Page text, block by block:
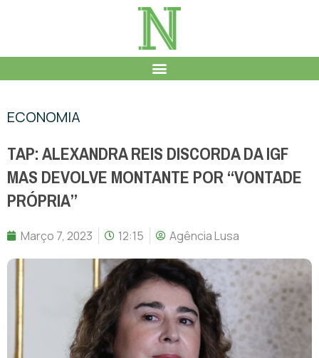
ECONOMIA
TAP: ALEXANDRA REIS DISCORDA DA IGF
MAS DEVOLVE MONTANTE POR “VONTADE
PRÓPRIA”
Março 7, 2023 12:15 Agência Lusa